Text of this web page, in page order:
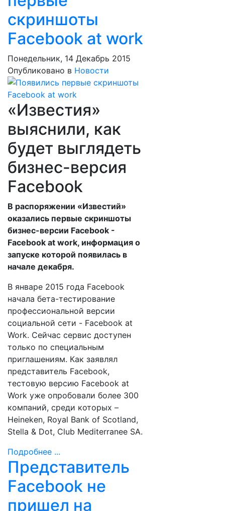
скриншоты
Facebook at work
Понедельник, 14 Декабрь 2015
Опубликовано в Новости
«Известия»
выяснили, как
будет выглядеть
бизнес-версия
Facebook
В распоряжении «Известий»
оказались первые скриншоты
бизнес-версии Facebook -
Facebook at work, информация о
запуске которой появилась в
начале декабря.
В январе 2015 года Facebook
начала бета-тестирование
профессиональной версии
социальной сети - Facebook at
Work. Сейчас сервис доступен
только по специальным
приглашениям. Как заявлял
представитель Facebook,
тестовую версию Facebook at
Work уже опробовали более 300
компаний, среди которых –
Heineken, Royal Bank of Scotland,
Stella & Dot, Club Mediterranee SA.
Подробнее ...
Представитель
Facebook не
пришел на